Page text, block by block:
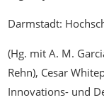
Darmstadt:
(Hg. mit A. M.
Rehn), Cesar
Innovations- und